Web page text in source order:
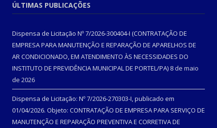
ÚLTIMAS PUBLICAÇÕES
Dispensa de Licitação Nº 7/2026-300404-I (CONTRATAÇÃO DE
EMPRESA PARA MANUTENÇÃO E REPARAÇÃO DE APARELHOS DE
AR CONDICIONADO, EM ATENDIMENTO ÀS NECESSIDADES DO
INSTITUTO DE PREVIDÊNCIA MUNICIPAL DE PORTEL/PA) 8 de maio
de 2026
Dispensa de Licitação: Nº 7/2026-270303-I, publicado em
01/04/2026. Objeto: CONTRATAÇÃO DE EMPRESA PARA SERVIÇO DE
MANUTENÇÃO E REPARAÇÃO PREVENTIVA E CORRETIVA DE